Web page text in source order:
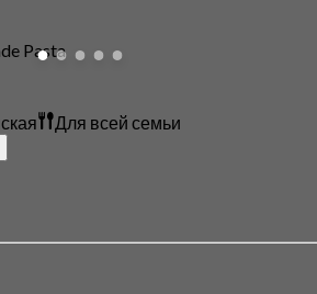
Pasta
Для всей семьи